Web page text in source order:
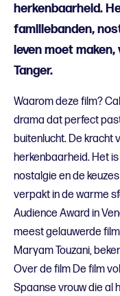
herkenbaarheid.
familiebanden,
leven moet
Tanger.
Waarom deze film?
drama dat perfect
buitenlucht. De kracht
herkenbaarheid. Het
nostalgie en de
verpakt in de warme
Audience Award in
meest gelauwerde
Maryam Touzani,
Over de film De film
Spaanse vrouw die al